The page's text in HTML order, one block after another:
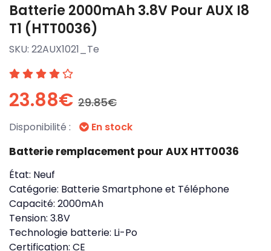
Batterie 2000mAh 3.8V Pour AUX I8
T1 (HTT0036)
SKU: 22AUX1021_Te
23.88€ 29.85€
Disponibilité : En stock
Batterie remplacement pour AUX HTT0036
État: Neuf
Catégorie: Batterie Smartphone et Téléphone
Capacité: 2000mAh
Tension: 3.8V
Technologie batterie: Li-Po
Certification: CE